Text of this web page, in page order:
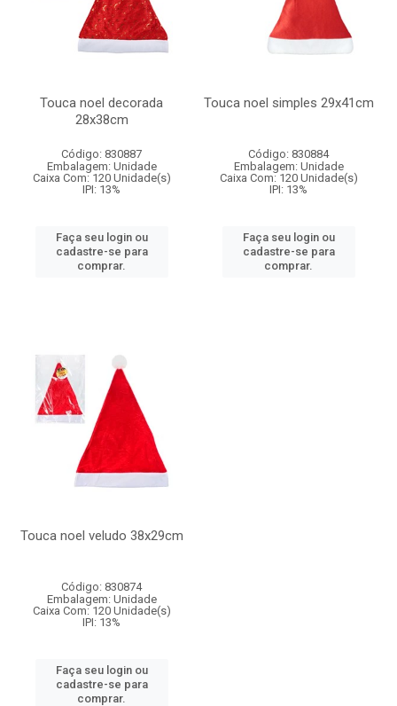
Touca noel decorada
28x38cm
Código: 830887
Embalagem: Unidade
Caixa Com: 120 Unidade(s)
IPI: 13%
Faça seu login ou
cadastre-se para
comprar.
Touca noel simples 29x41cm
Código: 830884
Embalagem: Unidade
Caixa Com: 120 Unidade(s)
IPI: 13%
Faça seu login ou
cadastre-se para
comprar.
Touca noel veludo 38x29cm
Código: 830874
Embalagem: Unidade
Caixa Com: 120 Unidade(s)
IPI: 13%
Faça seu login ou
cadastre-se para
comprar.